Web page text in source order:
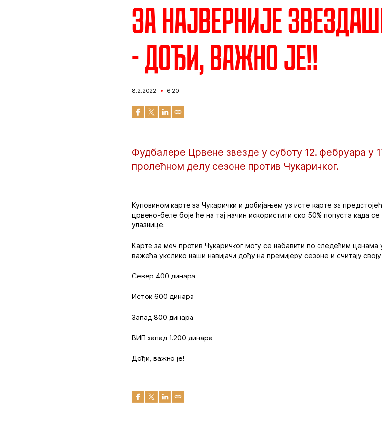
За најверније
- Дођи, важно је!!
8.2.2022 6:20
Фудбалере Црвене звезде у суботу 12. фебруара у
пролећном делу сезоне против Чукаричког.
Куповином карте за Чукарички и добијањем уз исте карте за
црвено-беле боје ће на тај начин искористити око 50% попуста када
улазнице.
Карте за меч против Чукаричког могу се набавити по следећим ценама
важећа уколико наши навијачи дођу на премијеру сезоне и очитају своју
Север 400 динара
Исток 600 динара
Запад 800 динара
ВИП запад 1.200 динара
Дођи, важно је!